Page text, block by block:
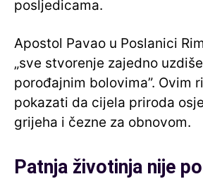
posljedicama.
Apostol Pavao u Poslanici
„sve stvorenje zajedno
porođajnim bolovima”. Ovim
pokazati da cijela priroda
grijeha i čezne za obnovom.
Patnja životinja nije